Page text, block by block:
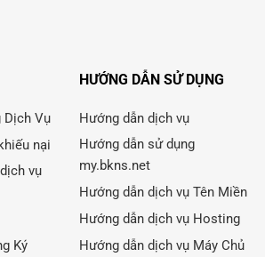
Dịch Vụ
nại
vụ
Ký
HƯỚNG DẪN SỬ DỤNG
Hướng dẫn dịch vụ
Hướng dẫn sử dụng
my.bkns.net
Hướng dẫn dịch vụ Tên Miền
Hướng dẫn dịch vụ Hosting
Hướng dẫn dịch vụ Máy Chủ